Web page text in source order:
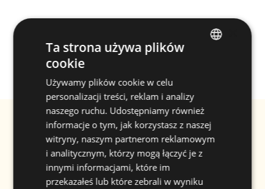
Biuletyn informacyjny
GERMAN
POLISH
Ta strona używa plików
cookie
Używamy plików cookie w celu
personalizacji treści, reklam i analizy
naszego ruchu. Udostępniamy również
informacje o tym, jak korzystasz z naszej
witryny, naszym partnerom reklamowym
i analitycznym, którzy mogą łączyć je z
innymi informacjami, które im
przekazałeś lub które zebrali w wyniku